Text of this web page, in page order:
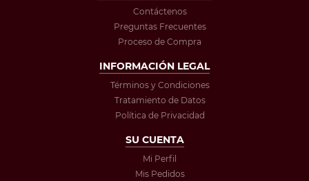
Contáctenos
Preguntas Frecuentes
Proceso de Compra
INFORMACIÓN LEGAL
Términos y Condiciones
Tratamiento de Datos
Política de Privacidad
SU CUENTA
Mi Perfil
Mis Pedidos